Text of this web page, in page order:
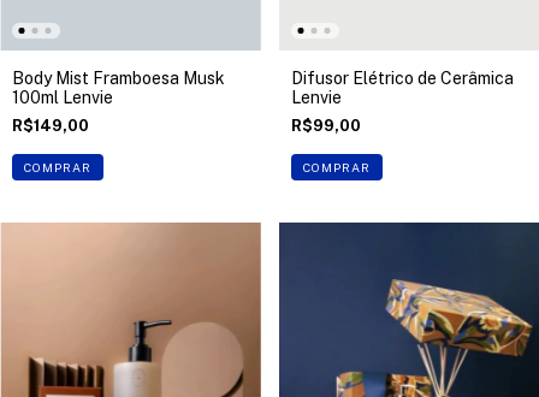
Body Mist Framboesa Musk
100ml Lenvie
R$149,00
COMPRAR
Difusor Elétrico de Cerâmica
Lenvie
R$99,00
COMPRAR